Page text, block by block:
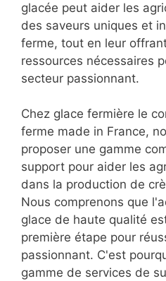
glacée peut aider les
des saveurs uniques et
ferme, tout en leur
ressources nécessaires
secteur passionnant.
Chez glace fermière le
ferme made in France,
proposer une gamme
support pour aider les
dans la production de
Nous comprenons que
glace de haute qualité
première étape pour
passionnant. C'est
gamme de services de